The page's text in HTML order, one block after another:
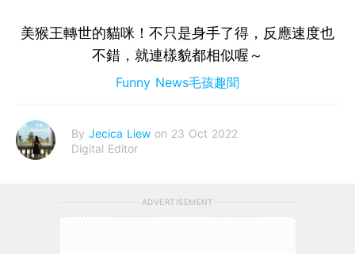
美猴王轉世的貓咪！不只是身手了得，反應速度也
不錯，就連樣貌都相似喔～
Funny News毛孩趣聞
By Jecica Liew on 23 Oct 2022
Digital Editor
ADVERTISEMENT